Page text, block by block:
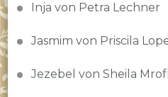
Inja von Petra Lechner
Jasmim von Priscila
Jezebel von Sheila